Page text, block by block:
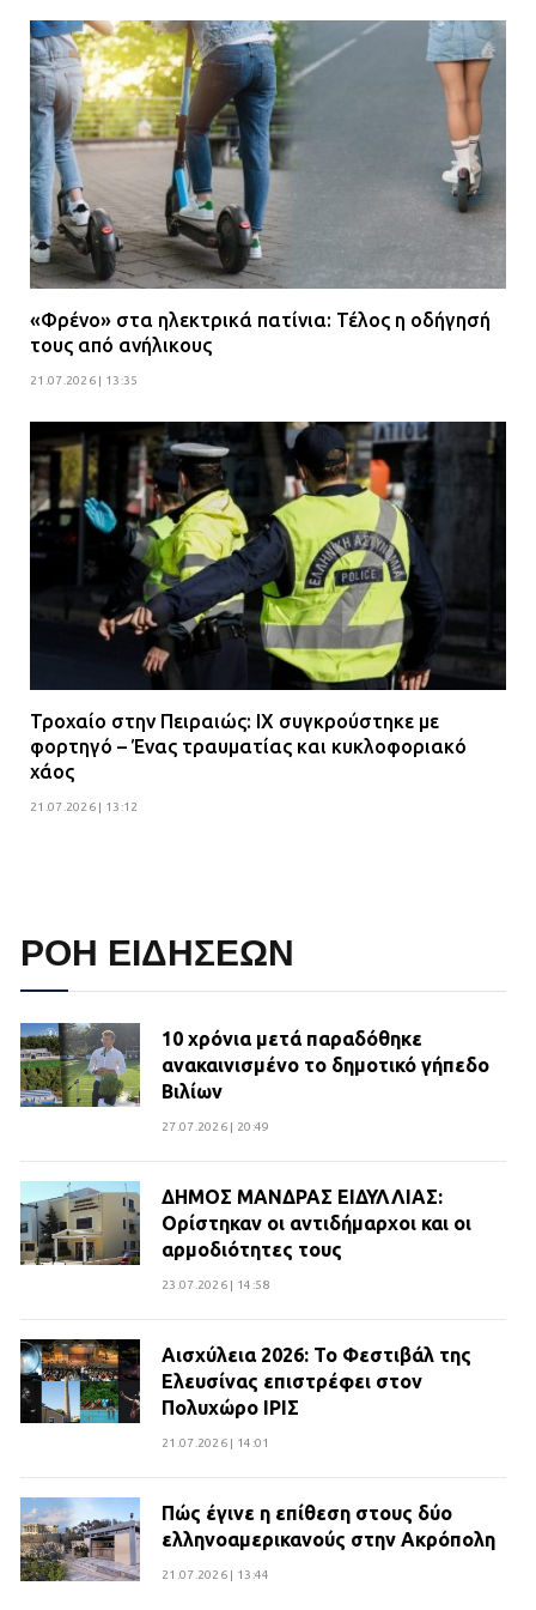
«Φρένο» στα ηλεκτρικά πατίνια: Τέλος η οδήγησή
τους από ανήλικους
21.07.2026 | 13:35
Τροχαίο στην Πειραιώς: ΙΧ συγκρούστηκε με
φορτηγό – Ένας τραυματίας και κυκλοφοριακό
χάος
21.07.2026 | 13:12
ΡΟΗ ΕΙΔΗΣΕΩΝ
10 χρόνια μετά παραδόθηκε
ανακαινισμένο το δημοτικό γήπεδο
Βιλίων
27.07.2026 | 20:49
ΔΗΜΟΣ ΜΑΝΔΡΑΣ ΕΙΔΥΛΛΙΑΣ:
Ορίστηκαν οι αντιδήμαρχοι και οι
αρμοδιότητες τους
23.07.2026 | 14:58
Αισχύλεια 2026: Το Φεστιβάλ της
Ελευσίνας επιστρέφει στον
Πολυχώρο ΙΡΙΣ
21.07.2026 | 14:01
Πώς έγινε η επίθεση στους δύο
ελληνοαμερικανούς στην Ακρόπολη
21.07.2026 | 13:44